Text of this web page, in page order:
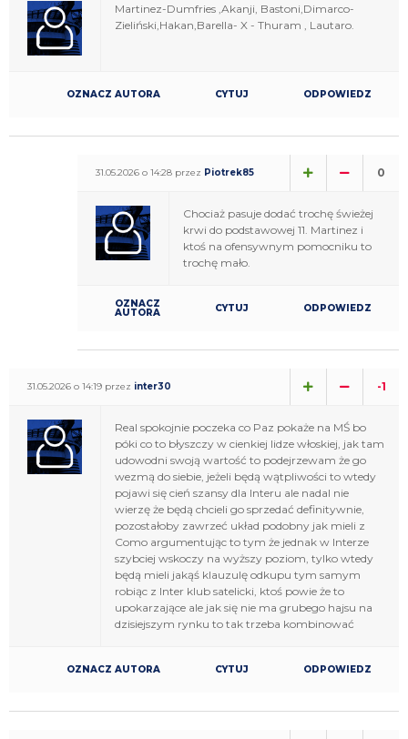
Martinez-Dumfries ,Akanji, Bastoni,Dimarco-
Zieliński,Hakan,Barella- X - Thuram , Lautaro.
OZNACZ AUTORA CYTUJ ODPOWIEDZ
31.05.2026 o 14:28 przez Piotrek85 0
Chociaż pasuje dodać trochę świeżej
krwi do podstawowej 11. Martinez i
ktoś na ofensywnym pomocniku to
trochę mało.
OZNACZ
AUTORA CYTUJ ODPOWIEDZ
31.05.2026 o 14:19 przez inter30 -1
Real spokojnie poczeka co Paz pokaże na MŚ bo
póki co to błyszczy w cienkiej lidze włoskiej, jak tam
udowodni swoją wartość to podejrzewam że go
wezmą do siebie, jeżeli będą wątpliwości to wtedy
pojawi się cień szansy dla Interu ale nadal nie
wierzę że będą chcieli go sprzedać definitywnie,
pozostałoby zawrzeć układ podobny jak mieli z
Como argumentując to tym że jednak w Interze
szybciej wskoczy na wyższy poziom, tylko wtedy
będą mieli jakąś klauzulę odkupu tym samym
robiąc z Inter klub satelicki, ktoś powie że to
upokarzające ale jak się nie ma grubego hajsu na
dzisiejszym rynku to tak trzeba kombinować
OZNACZ AUTORA CYTUJ ODPOWIEDZ